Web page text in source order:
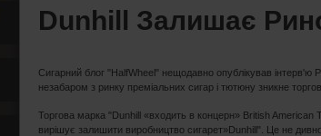
Dunhill Залишає
Сигарний блог "HalfWheel" нещодавно опублікував
незабаром з ринку преміальних сигар і тютюну зникне
Торгова марка "Dunhill «входить в концерн» British American
вирішує залишити виробництво сигарет»Dunhill". Це не